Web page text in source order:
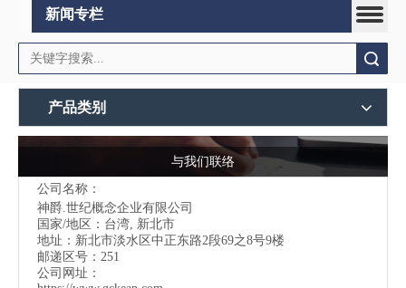
新闻专栏
产品类别
与我们联络
公司名称：
神爵.世纪概念企业有限公司
国家/地区：台湾, 新北市
地址： 新北市淡水区中正东路2段69之8号9楼
邮递区号：251
公司网址：